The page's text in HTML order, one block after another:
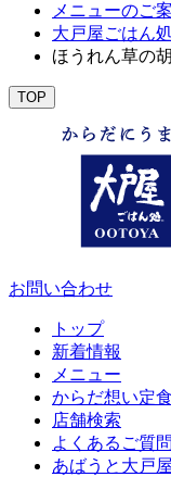
メニューのご
大戸屋ごはん
ほうれん草の
TOP
お問い合わせ
トップ
新着情報
メニュー
からだ想い定食
店舗検索
よくあるご質問
あばうと大戸屋